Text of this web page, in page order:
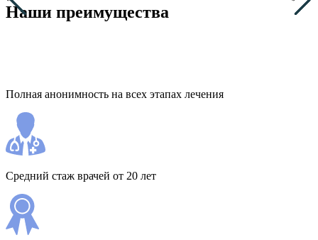
Наши преимущества
Полная анонимность на всех этапах лечения
Средний стаж врачей от 20 лет